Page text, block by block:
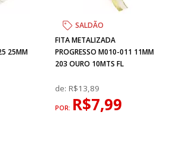
25MM
SALDÃO
FITA METALIZADA
PROGRESSO M010-011 11MM
203 OURO 10MTS FL
de: R$13,89
POR: R$7,99